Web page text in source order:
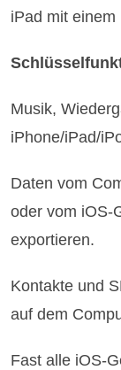
iPad mit
Musik,
iPhone/iPad/
Daten vom
oder vom iOS-
exportieren.
Kontakte und
auf dem
Fast alle iOS-